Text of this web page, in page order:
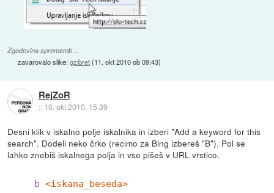
Zgodovina sprememb…
zavarovalo slike:gzibret(11. okt 2010 ob 09:43)
RejZoR
:: 10. okt 2010, 15:39
Desni klik v iskalno polje iskalnika in izberi "Add a keyword for this
search". Dodeli neko črko (recimo za Bing izbereš "B"). Pol se
lahko znebiš iskalnega polja in vse pišeš v URL vrstico.
b <iskana_beseda>